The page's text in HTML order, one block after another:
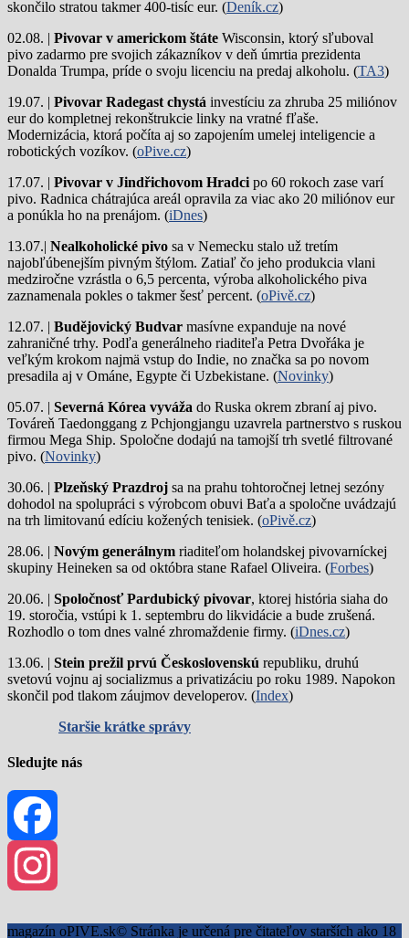
skončilo stratou takmer 400-tisíc eur. (Deník.cz)
02.08. | Pivovar v americkom štáte Wisconsin, ktorý sľuboval
pivo zadarmo pre svojich zákazníkov v deň úmrtia prezidenta
Donalda Trumpa, príde o svoju licenciu na predaj alkoholu. (TA3)
19.07. | Pivovar Radegast chystá investíciu za zhruba 25 miliónov
eur do kompletnej rekonštrukcie linky na vratné fľaše.
Modernizácia, ktorá počíta aj so zapojením umelej inteligencie a
robotických vozíkov. (oPive.cz)
17.07. | Pivovar v Jindřichovom Hradci po 60 rokoch zase varí
pivo. Radnica chátrajúca areál opravila za viac ako 20 miliónov eur
a ponúkla ho na prenájom. (iDnes)
13.07.| Nealkoholické pivo sa v Nemecku stalo už tretím
najobľúbenejším pivným štýlom. Zatiaľ čo jeho produkcia vlani
medziročne vzrástla o 6,5 percenta, výroba alkoholického piva
zaznamenala pokles o takmer šesť percent. (oPivě.cz)
12.07. | Budějovický Budvar masívne expanduje na nové
zahraničné trhy. Podľa generálneho riaditeľa Petra Dvořáka je
veľkým krokom najmä vstup do Indie, no značka sa po novom
presadila aj v Ománe, Egypte či Uzbekistane. (Novinky)
05.07. | Severná Kórea vyváža do Ruska okrem zbraní aj pivo.
Továreň Taedonggang z Pchjongjangu uzavrela partnerstvo s ruskou
firmou Mega Ship. Spoločne dodajú na tamojší trh svetlé filtrované
pivo. (Novinky)
30.06. | Plzeňský Prazdroj sa na prahu tohtoročnej letnej sezóny
dohodol na spolupráci s výrobcom obuvi Baťa a spoločne uvádzajú
na trh limitovanú edíciu kožených tenisiek. (oPivě.cz)
28.06. | Novým generálnym riaditeľom holandskej pivovarníckej
skupiny Heineken sa od októbra stane Rafael Oliveira. (Forbes)
20.06. | Spoločnosť Pardubický pivovar, ktorej história siaha do
19. storočia, vstúpi k 1. septembru do likvidácie a bude zrušená.
Rozhodlo o tom dnes valné zhromaždenie firmy. (iDnes.cz)
13.06. | Stein prežil prvú Československú republiku, druhú
svetovú vojnu aj socializmus a privatizáciu po roku 1989. Napokon
skončil pod tlakom záujmov developerov. (Index)
Staršie krátke správy
Sledujte nás
Facebook
magazín oPIVE.sk© Stránka je určená pre čitateľov starších ako 18